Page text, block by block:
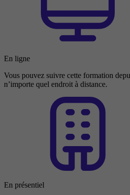
En ligne
Vous pouvez suivre cette formation
n’importe quel endroit à distance.
En présentiel